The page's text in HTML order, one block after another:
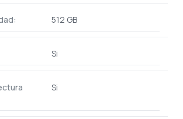
512 GB
Si
Si